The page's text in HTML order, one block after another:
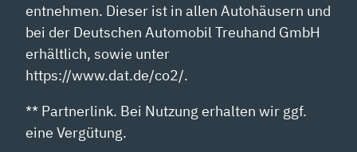
entnehmen. Dieser ist in allen Autohäusern und
bei der Deutschen Automobil Treuhand GmbH
erhältlich, sowie unter
https://www.dat.de/co2/.
** Partnerlink. Bei Nutzung erhalten wir ggf.
eine Vergütung.